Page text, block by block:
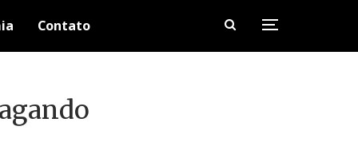
Contato